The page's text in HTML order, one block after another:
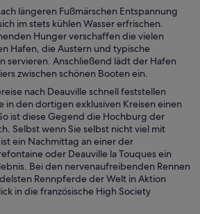
längeren Fußmärschen Entspannung
im stets kühlen Wasser erfrischen.
Hunger verschaffen die vielen
Hafen, die Austern und typische
servieren. Anschließend lädt der Hafen
zwischen schönen Booten ein.
nach Deauville schnell feststellen
in den dortigen exklusiven Kreisen einen
ist diese Gegend die Hochburg der
Selbst wenn Sie selbst nicht viel mit
ein Nachmittag an einer der
oder Deauville la Touques ein
Bei den nervenaufreibenden Rennen
Rennpferde der Welt in Aktion
in die französische High Society